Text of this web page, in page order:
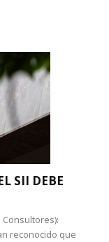
SII DEBE
Consultores):
reconocido que